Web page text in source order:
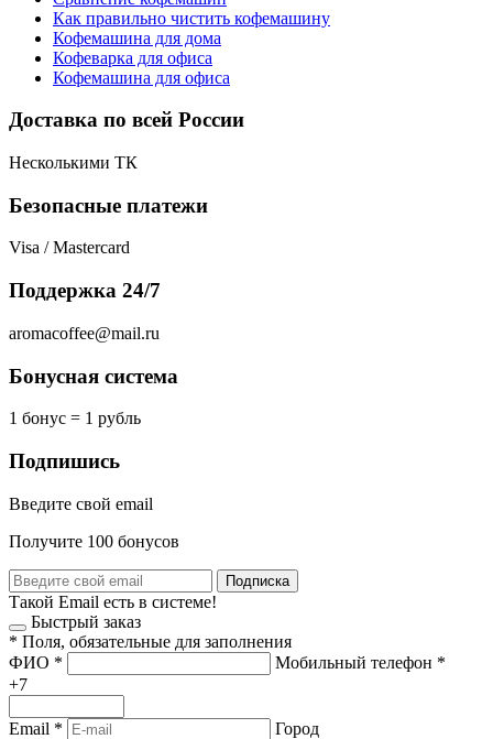
Как правильно чистить кофемашину
Кофемашина для дома
Кофеварка для офиса
Кофемашина для офиса
Доставка по всей России
Несколькими ТК
Безопасные платежи
Visa / Mastercard
Поддержка 24/7
aromacoffee@mail.ru
Бонусная система
1 бонус = 1 рубль
Подпишись
Введите свой email
Получите 100 бонусов
Подписка
Такой Email есть в системе!
Быстрый заказ
* Поля, обязательные для заполнения
ФИО * Мобильный телефон *
+7
Email * Город